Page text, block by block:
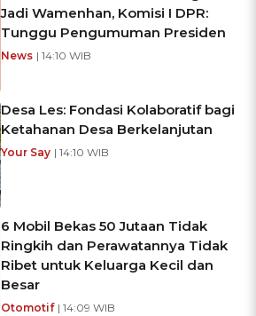
Jadi Wamenhan, Komisi I DPR:
Tunggu Pengumuman Presiden
News | 14:10 WIB
Desa Les: Fondasi Kolaboratif bagi
Ketahanan Desa Berkelanjutan
Your Say | 14:10 WIB
6 Mobil Bekas 50 Jutaan Tidak
Ringkih dan Perawatannya Tidak
Ribet untuk Keluarga Kecil dan
Besar
Otomotif | 14:09 WIB